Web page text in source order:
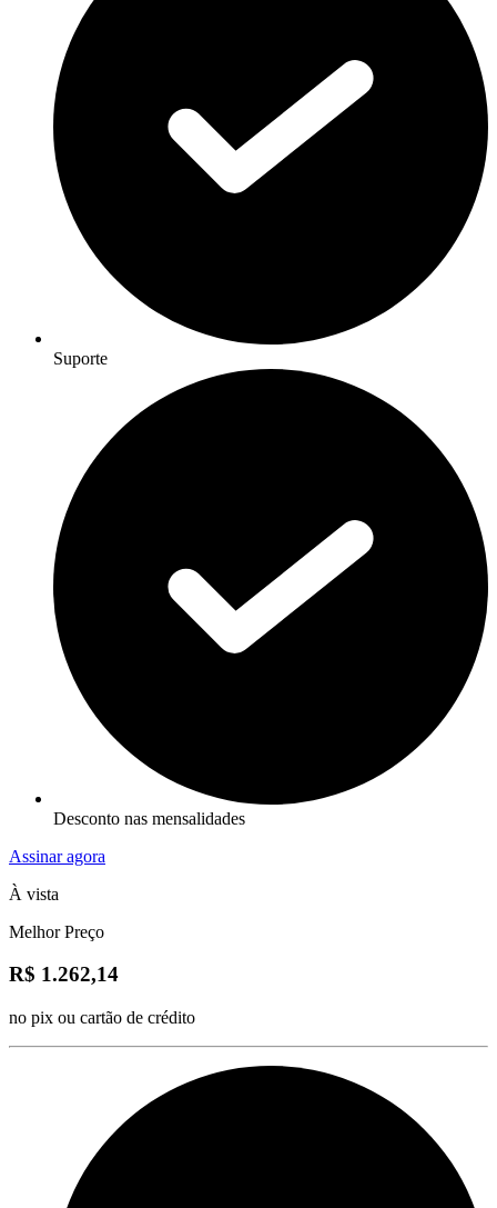
Suporte
Desconto nas mensalidades
Assinar agora
À vista
Melhor Preço
R$ 1.262,14
no pix ou cartão de crédito